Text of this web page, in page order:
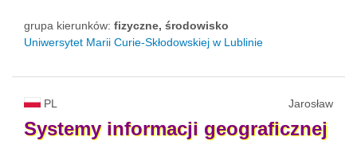
grupa kierunków: fizyczne, środowisko
Uniwersytet Marii Curie-Skłodowskiej w Lublinie
PL Jarosław
Systemy informacji geograficznej